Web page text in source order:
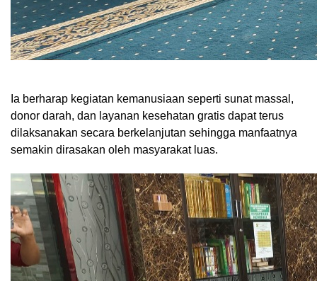
Ia berharap kegiatan kemanusiaan seperti sunat massal,
donor darah, dan layanan kesehatan gratis dapat terus
dilaksanakan secara berkelanjutan sehingga manfaatnya
semakin dirasakan oleh masyarakat luas.